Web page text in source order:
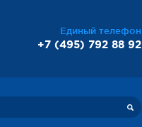
Единый телефон
+7 (495) 792 88 92